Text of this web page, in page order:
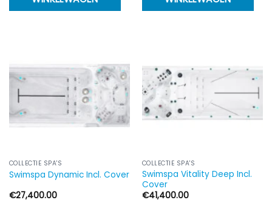
COLLECTIE SPA'S
Swimspa Dynamic Incl. Cover
€27,400.00
COLLECTIE SPA'S
Swimspa Vitality Deep Incl.
Cover
€41,400.00